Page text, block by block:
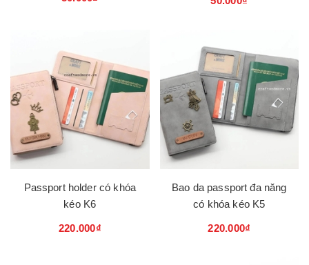
Passport holder có khóa
kéo K6
220.000₫
Bao da passport đa năng
có khóa kéo K5
220.000₫